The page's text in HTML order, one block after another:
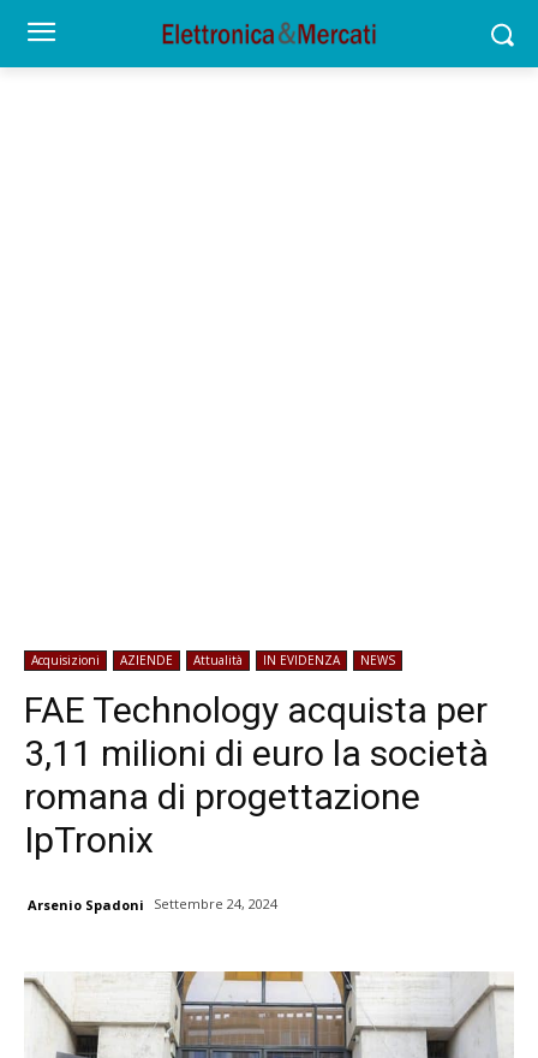
Acquisizioni AZIENDE Attualità IN EVIDENZA NEWS
FAE Technology acquista per
3,11 milioni di euro la società
romana di progettazione
IpTronix
Arsenio Spadoni Settembre 24, 2024